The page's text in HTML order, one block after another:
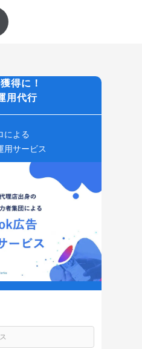
得に！
用代行
による
用サービス